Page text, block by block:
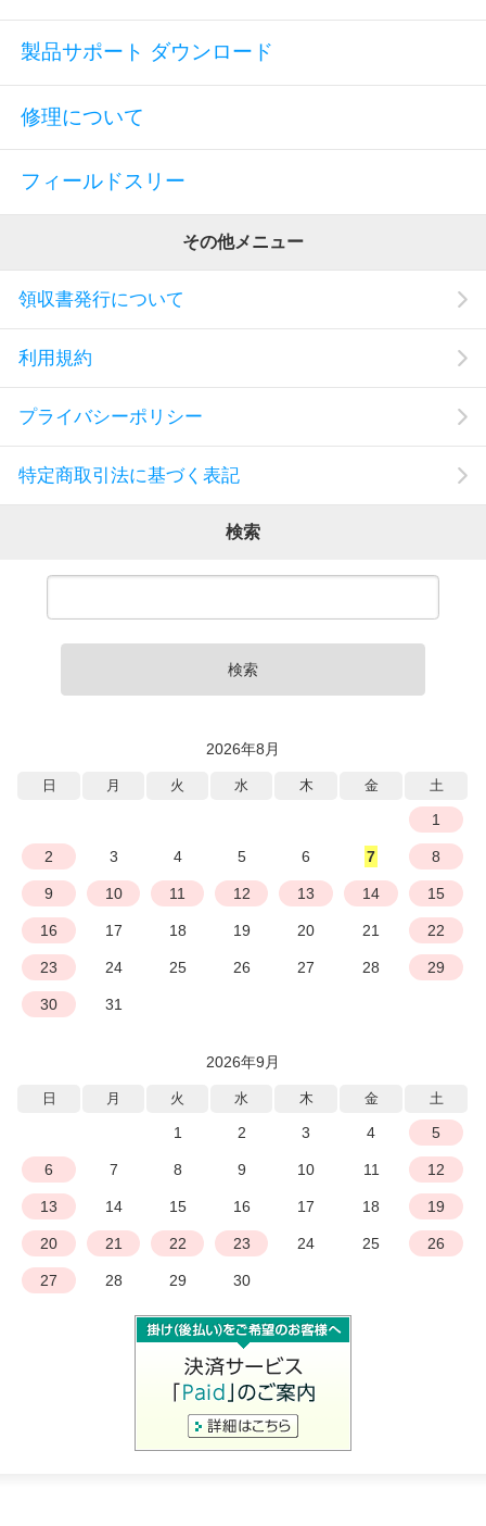
製品サポート ダウンロード
修理について
フィールドスリー
その他メニュー
領収書発行について
利用規約
プライバシーポリシー
特定商取引法に基づく表記
検索
検索
2026年8月
日 月 火 水 木 金 土
1
2 3 4 5 6 7 8
9 10 11 12 13 14 15
16 17 18 19 20 21 22
23 24 25 26 27 28 29
30 31
2026年9月
日 月 火 水 木 金 土
1 2 3 4 5
6 7 8 9 10 11 12
13 14 15 16 17 18 19
20 21 22 23 24 25 26
27 28 29 30